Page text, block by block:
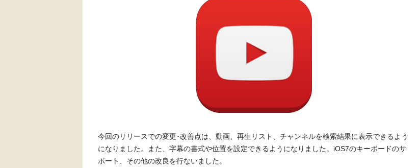
今回のリリースでの変更･改善点は、動画、再生リスト、チャンネルを検索結果に表示できるよう
になりました。また、字幕の書式や位置を設定できるようになりました。iOS7のキーボードのサ
ポート、その他の改良を行ないました。